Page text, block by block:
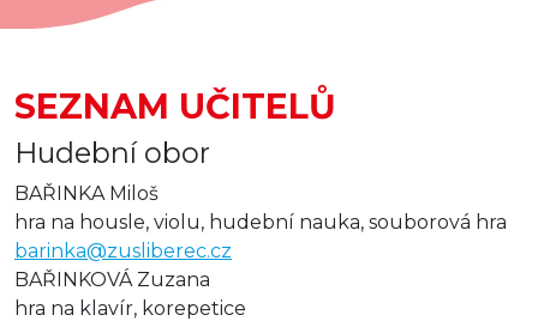
SEZNAM UČITELŮ
Hudební obor
BAŘINKA Miloš
hra na housle, violu, hudební nauka, souborová hra
barinka@zusliberec.cz
BAŘINKOVÁ Zuzana
hra na klavír, korepetice